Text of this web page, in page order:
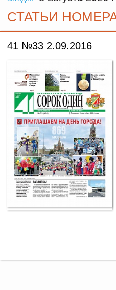
СТАТЬИ
41 №33 2.09.2016